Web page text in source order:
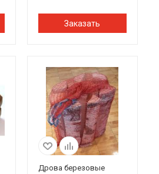
Заказать
Дрова березовые